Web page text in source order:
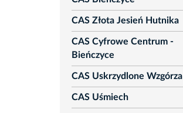
CAS Złota Jesień Hutnika
CAS Cyfrowe Centrum -
Bieńczyce
CAS Uskrzydlone Wzgórza
CAS Uśmiech